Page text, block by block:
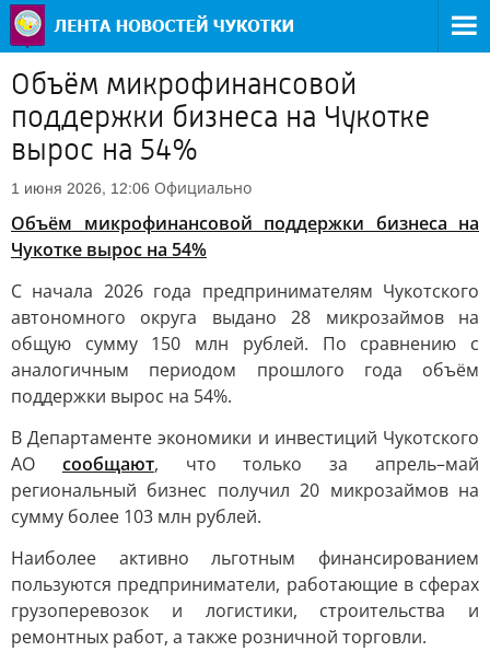
Объём микрофинансовой
поддержки бизнеса на Чукотке
вырос на 54%
1 июня 2026, 12:06 Официально
Объём микрофинансовой поддержки бизнеса на
Чукотке вырос на 54%
С начала 2026 года предпринимателям Чукотского
автономного округа выдано 28 микрозаймов на
общую сумму 150 млн рублей. По сравнению с
аналогичным периодом прошлого года объём
поддержки вырос на 54%.
В Департаменте экономики и инвестиций Чукотского
АО сообщают, что только за апрель–май
региональный бизнес получил 20 микрозаймов на
сумму более 103 млн рублей.
Наиболее активно льготным финансированием
пользуются предприниматели, работающие в сферах
грузоперевозок и логистики, строительства и
ремонтных работ, а также розничной торговли.